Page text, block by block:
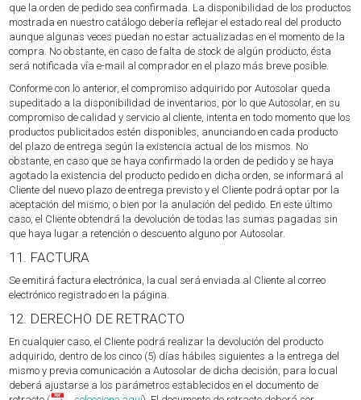
que la orden de pedido sea confirmada. La disponibilidad de los productos
mostrada en nuestro catálogo debería reflejar el estado real del producto
aunque algunas veces puedan no estar actualizadas en el momento de la
compra. No obstante, en caso de falta de stock de algún producto, ésta
será notificada vía e-mail al comprador en el plazo más breve posible.
Conforme con lo anterior, el compromiso adquirido por Autosolar queda
supeditado a la disponibilidad de inventarios, por lo que Autosolar, en su
compromiso de calidad y servicio al cliente, intenta en todo momento que los
productos publicitados estén disponibles, anunciando en cada producto
del plazo de entrega según la existencia actual de los mismos. No
obstante, en caso que se haya confirmado la orden de pedido y se haya
agotado la existencia del producto pedido en dicha orden, se informará al
Cliente del nuevo plazo de entrega previsto y el Cliente podrá optar por la
aceptación del mismo, o bien por la anulación del pedido. En este último
caso, el Cliente obtendrá la devolución de todas las sumas pagadas sin
que haya lugar a retención o descuento alguno por Autosolar.
11. FACTURA
Se emitirá factura electrónica, la cual será enviada al Cliente al correo
electrónico registrado en la página.
12. DERECHO DE RETRACTO
En cualquier caso, el Cliente podrá realizar la devolución del producto
adquirido, dentro de los cinco (5) días hábiles siguientes a la entrega del
mismo y previa comunicación a Autosolar de dicha decisión, para lo cual
deberá ajustarse a los parámetros establecidos en el documento de